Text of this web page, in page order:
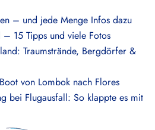
– und jede Menge Infos dazu
– 15 Tipps und viele Fotos
Traumstrände, Bergdörfer &
von Lombok nach Flores
bei Flugausfall: So klappte es mit